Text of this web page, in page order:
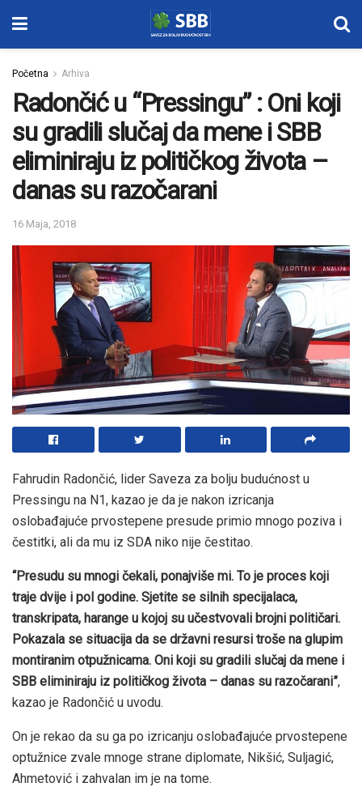
Početna Arhiva
Radončić u “Pressingu” : Oni koji
su gradili slučaj da mene i SBB
eliminiraju iz političkog života –
danas su razočarani
16 Maja, 2018
Fahrudin Radončić, lider Saveza za bolju budućnost u
Pressingu na N1, kazao je da je nakon izricanja
oslobađajuće prvostepene presude primio mnogo poziva i
čestitki, ali da mu iz SDA niko nije čestitao.
“Presudu su mnogi čekali, ponajviše mi. To je proces koji
traje dvije i pol godine. Sjetite se silnih specijalaca,
transkripata, harange u kojoj su učestvovali brojni političari.
Pokazala se situacija da se državni resursi troše na glupim
montiranim otpužnicama. Oni koji su gradili slučaj da mene i
SBB eliminiraju iz političkog života – danas su razočarani”,
kazao je Radončić u uvodu.
On je rekao da su ga po izricanju oslobađajuće prvostepene
optužnice zvale mnoge strane diplomate, Nikšić, Suljagić,
Ahmetović i zahvalan im je na tome.